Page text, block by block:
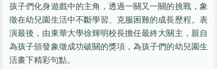
孩子們化身遊戲中的主角，透過一關又一關的挑戰，象
徵在幼兒園生活中不斷學習、克服困難的成長歷程。表
演最後，由東華大學徐輝明校長擔任最終大關主，親自
為孩子頒發象徵成功破關的獎項，為孩子們的幼兒園生
活畫下精彩句點。